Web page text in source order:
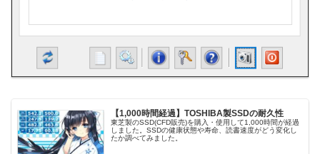
【1,000時間経過】TOSHIBA製SSDの耐久性
東芝製のSSD(CFD販売)を購入・使用して1,000時間が経過
しました。SSDの健康状態や寿命、読書速度がどう変化し
たか調べてみました。